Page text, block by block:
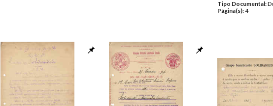
Tipo Documental:
Página(s):4